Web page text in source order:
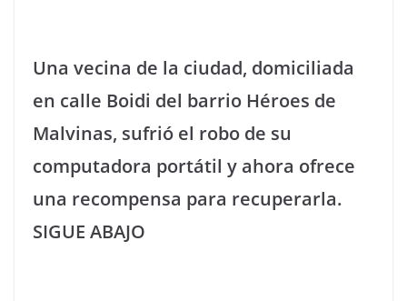
Una vecina de la ciudad, domiciliada
en calle Boidi del barrio Héroes de
Malvinas, sufrió el robo de su
computadora portátil y ahora ofrece
una recompensa para recuperarla.
SIGUE ABAJO